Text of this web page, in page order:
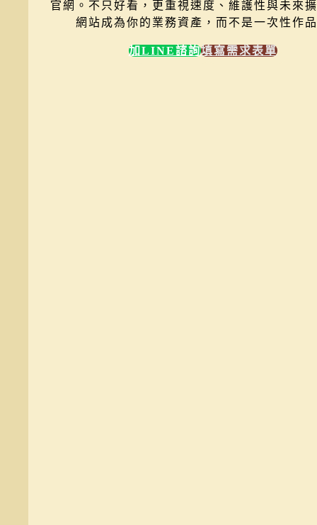
官網。 不只好看，更重視速度、維護性與未來
網站成為你的業務資產，而不是一次性作
加LINE諮詢填寫需求表單